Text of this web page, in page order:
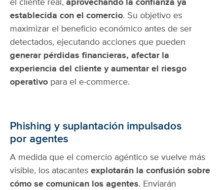
el cliente real, aprovechando la confianza ya
establecida con el comercio. Su objetivo es
maximizar el beneficio económico antes de ser
detectados, ejecutando acciones que pueden
generar pérdidas financieras, afectar la
experiencia del cliente y aumentar el riesgo
operativo para el e-commerce.
Phishing y suplantación impulsados
por agentes
A medida que el comercio agéntico se vuelve más
visible, los atacantes explotarán la confusión sobre
cómo se comunican los agentes. Enviarán